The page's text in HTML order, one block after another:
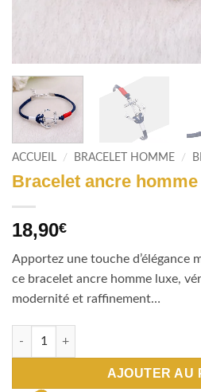
ACCUEIL / BRACELET HOMME /
Bracelet ancre
18,90€
Apportez une touche d’élégance
ce bracelet ancre homme luxe,
modernité et raffinement…
quantité de Bracelet ancre homme
AJOUTER AU